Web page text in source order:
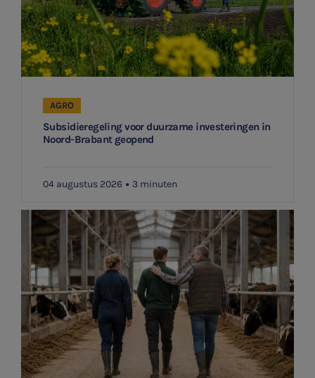
Subsidieregeling voor duurzame investeringen in
Noord-Brabant geopend
AGRO
04 augustus 2026 3 minuten